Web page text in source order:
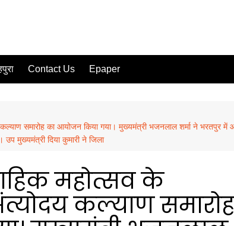
Contact Us Epaper
समारोह का आयोजन किया गया। मुख्यमंत्री भजनलाल शर्मा ने भरतपुर में
मुख्यमंत्री दिया कुमारी ने जिला
महोत्सव के
कल्याण समारोह